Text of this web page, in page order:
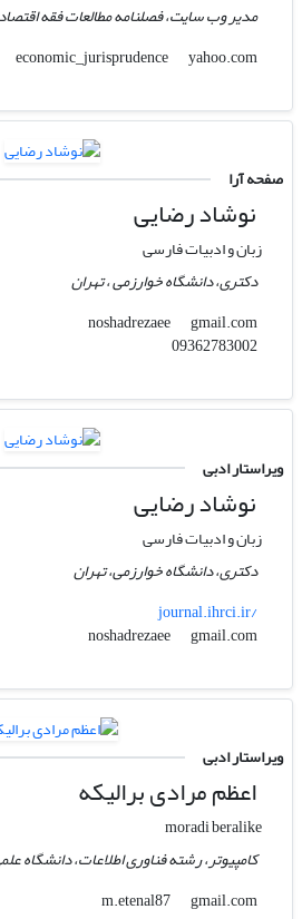
مدیر وب سایت، فصلنامه مطالعات فقه
economic_jurisprudence
yahoo.com
صفحه آرا
نوشاد رضایی
زبان و ادبیات فارسی
دکتری، دانشگاه خوارزمی ، تهران
noshadrezaee
gmail.com
09362783002
ویراستار ادبی
نوشاد رضایی
زبان و ادبیات فارسی
دکتری، دانشگاه خوارزمی، تهران
journal.ihrci.ir/
noshadrezaee
gmail.com
ویراستار ادبی
اعظم مرادی برالیکه
moradi beralike
کامپیوتر، رشته فناوری اطلاعات، دانشگاه
m.etenal87
gmail.com